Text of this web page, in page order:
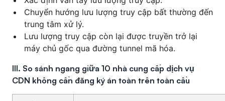
Chuyển hướng lưu lượng truy cập bất thường đến
trung tâm xử lý.
Lưu lượng truy cập còn lại được truyền trở lại
máy chủ gốc qua đường tunnel mã hóa.
III. So sánh ngang giữa 10 nhà cung cấp dịch vụ
CDN không cần đăng ký án toàn trên toàn cầu